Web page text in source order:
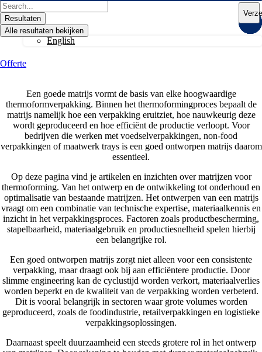
Ga
naar
de
inhoud
Search
...Resultaten
Alle resultaten bekijken
English
Offerte
Een goede matrijs vormt de basis van elke hoogwaardige
thermoformverpakking. Binnen het thermoformingproces bepaalt de
matrijs namelijk hoe een verpakking eruitziet, hoe nauwkeurig deze
wordt geproduceerd en hoe efficiënt de productie verloopt. Voor
bedrijven die werken met voedselverpakkingen, non-food
verpakkingen of maatwerk trays is een goed ontworpen matrijs daarom
essentieel.
Op deze pagina vind je artikelen en inzichten over matrijzen voor
thermoforming. Van het ontwerp en de ontwikkeling tot onderhoud en
optimalisatie van bestaande matrijzen. Het ontwerpen van een matrijs
vraagt om een combinatie van technische expertise, materiaalkennis en
inzicht in het verpakkingsproces. Factoren zoals productbescherming,
stapelbaarheid, materiaalgebruik en productiesnelheid spelen hierbij
een belangrijke rol.
Een goed ontworpen matrijs zorgt niet alleen voor een consistente
verpakking, maar draagt ook bij aan efficiëntere productie. Door
slimme engineering kan de cyclustijd worden verkort, materiaalverlies
worden beperkt en de kwaliteit van de verpakking worden verbeterd.
Dit is vooral belangrijk in sectoren waar grote volumes worden
geproduceerd, zoals de foodindustrie, retailverpakkingen en logistieke
verpakkingsoplossingen.
Daarnaast speelt duurzaamheid een steeds grotere rol in het ontwerp